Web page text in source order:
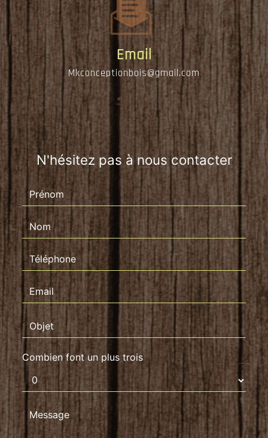
Email
mkconceptionbois@gmail.com
N'hésitez pas à nous contacter
Combien font un plus trois